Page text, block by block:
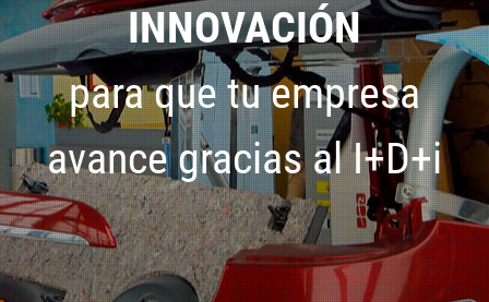
INNOVACIÓN
para que tu empresa
avance gracias al I+D+i